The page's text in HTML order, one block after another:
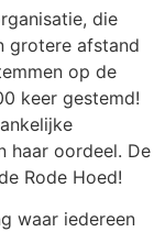
die
grotere afstand
op de
keer gestemd!
haar oordeel. De
Rode Hoed!
waar iedereen